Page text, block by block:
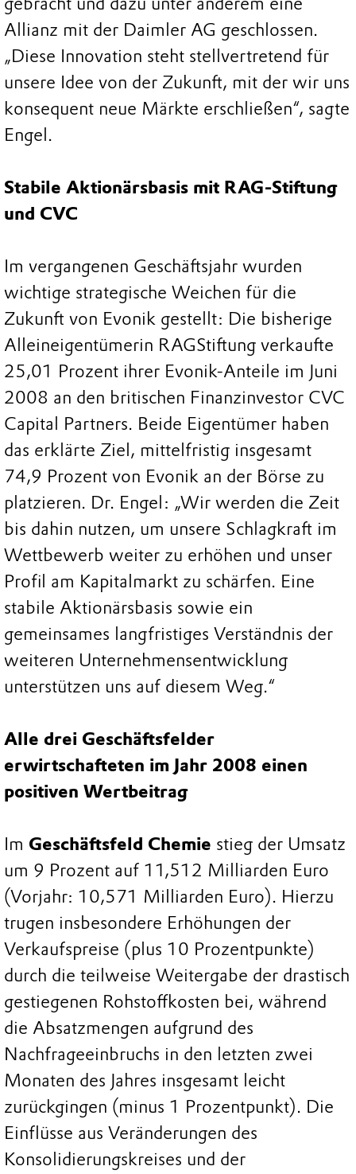
Allianz mit der Daimler AG geschlossen.
„Diese Innovation steht stellvertretend für
unsere Idee von der Zukunft, mit der wir uns
konsequent neue Märkte erschließen“, sagte
Engel.
Stabile Aktionärsbasis mit RAG-Stiftung
und CVC
Im vergangenen Geschäftsjahr wurden
wichtige strategische Weichen für die
Zukunft von Evonik gestellt: Die bisherige
Alleineigentümerin RAGStiftung verkaufte
25,01 Prozent ihrer Evonik-Anteile im Juni
2008 an den britischen Finanzinvestor CVC
Capital Partners. Beide Eigentümer haben
das erklärte Ziel, mittelfristig insgesamt
74,9 Prozent von Evonik an der Börse zu
platzieren. Dr. Engel: „Wir werden die Zeit
bis dahin nutzen, um unsere Schlagkraft im
Wettbewerb weiter zu erhöhen und unser
Profil am Kapitalmarkt zu schärfen. Eine
stabile Aktionärsbasis sowie ein
gemeinsames langfristiges Verständnis der
weiteren Unternehmensentwicklung
unterstützen uns auf diesem Weg.“
Alle drei Geschäftsfelder
erwirtschafteten im Jahr 2008 einen
positiven Wertbeitrag
Im Geschäftsfeld Chemie stieg der Umsatz
um 9 Prozent auf 11,512 Milliarden Euro
(Vorjahr: 10,571 Milliarden Euro). Hierzu
trugen insbesondere Erhöhungen der
Verkaufspreise (plus 10 Prozentpunkte)
durch die teilweise Weitergabe der drastisch
gestiegenen Rohstoffkosten bei, während
die Absatzmengen aufgrund des
Nachfrageeinbruchs in den letzten zwei
Monaten des Jahres insgesamt leicht
zurückgingen (minus 1 Prozentpunkt). Die
Einflüsse aus Veränderungen des
Konsolidierungskreises und der